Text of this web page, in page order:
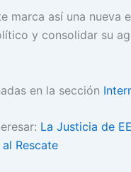
marca así una nueva
y consolidar su
en la sección
La Justicia de
Rescate